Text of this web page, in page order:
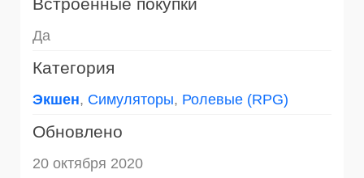
Встроенные покупки
Да
Категория
Экшен, Симуляторы, Ролевые (RPG)
Обновлено
20 октября 2020